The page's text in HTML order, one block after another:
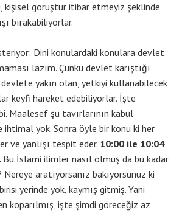
kişisel görüştür itibar etmeyiz şeklinde
bırakabiliyorlar.
Dini konulardaki konulara devlet
lazım. Çünkü devlet karıştığı
yakın olan, yetkiyi kullanabilecek
keyfi hareket edebiliyorlar. İşte
Maalesef şu tavırlarının kabul
ihtimal yok. Sonra öyle bir konu ki her
ve yanlışı tespit eder. 10:00 ile 10:04
Bu İslami ilimler nasıl olmuş da bu kadar
Nereye aratıyorsanız bakıyorsunuz ki
yerinde yok, kaymış gitmiş. Yani
koparılmış, işte şimdi göreceğiz az